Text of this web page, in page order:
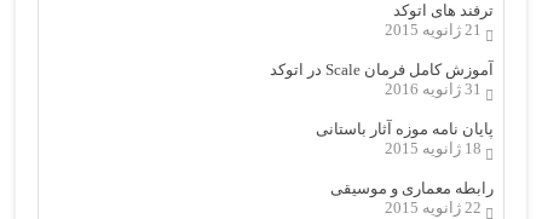
ترفند های اتوکد
21 ژانویه 2015
آموزش کامل فرمان Scale در اتوکد
31 ژانویه 2016
پایان نامه موزه آثار باستانی
18 ژانویه 2015
رابطه معماری و موسیقی
22 ژانویه 2015